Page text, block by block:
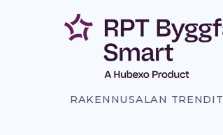
RAKENNUSALAN TRENDIT